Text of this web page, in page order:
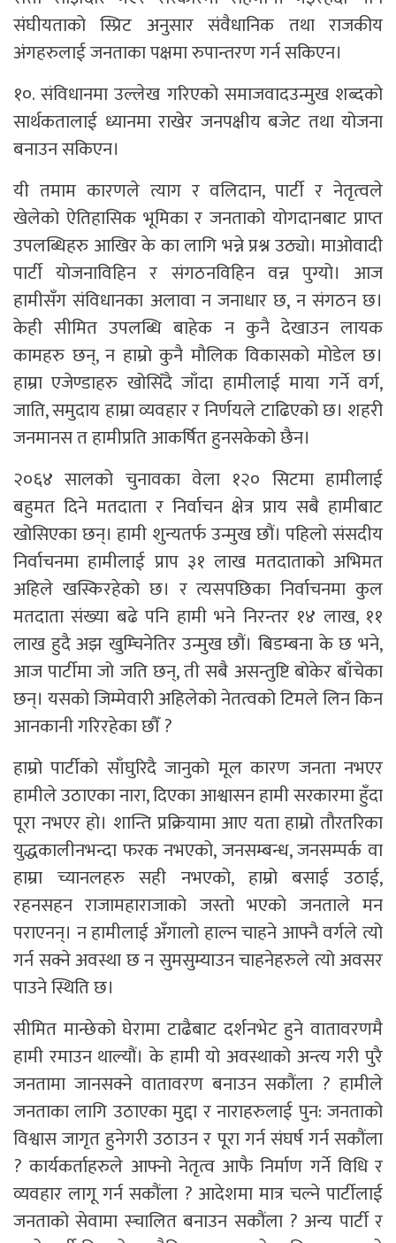
संघीयताको स्प्रिट अनुसार संवैधानिक तथा राजकीय
अंगहरुलाई जनताका पक्षमा रुपान्तरण गर्न सकिएन।
१०. संविधानमा उल्लेख गरिएको समाजवादउन्मुख शब्दको
सार्थकतालाई ध्यानमा राखेर जनपक्षीय बजेट तथा योजना
बनाउन सकिएन।
यी तमाम कारणले त्याग र वलिदान, पार्टी र नेतृत्वले
खेलेको ऐतिहासिक भूमिका र जनताको योगदानबाट प्राप्त
उपलब्धिहरु आखिर के का लागि भन्ने प्रश्न उठ्यो। माओवादी
पार्टी योजनाविहिन र संगठनविहिन वन्न पुग्यो। आज
हामीसँग संविधानका अलावा न जनाधार छ, न संगठन छ।
केही सीमित उपलब्धि बाहेक न कुनै देखाउन लायक
कामहरु छन्‌, न हाम्रो कुनै मौलिक विकासको मोडेल छ।
हाम्रा एजेण्डाहरु खोसिँदै जाँदा हामीलाई माया गर्ने वर्ग,
जाति, समुदाय हाम्रा व्यवहार र निर्णयले टाढिएको छ। शहरी
जनमानस त हामीप्रति आकर्षित हुनसकेको छैन।
२०६४ सालको चुनावका वेला १२० सिटमा हामीलाई
बहुमत दिने मतदाता र निर्वाचन क्षेत्र प्राय सबै हामीबाट
खोसिएका छन्‌। हामी शुन्यतर्फ उन्मुख छौं। पहिलो संसदीय
निर्वाचनमा हामीलाई प्राप ३१ लाख मतदाताको अभिमत
अहिले खस्किरहेको छ। र त्यसपछिका निर्वाचनमा कुल
मतदाता संख्या बढे पनि हामी भने निरन्तर १४ लाख, ११
लाख हुदै अझ खुम्चिनेतिर उन्मुख छौं। बिडम्बना के छ भने,
आज पार्टीमा जो जति छन्‌, ती सबै असन्तुष्टि बोकेर बाँचेका
छन्‌। यसको जिम्मेवारी अहिलेको नेतत्वको टिमले लिन किन
आनकानी गरिरहेका छौँ ?
हाम्रो पार्टीको साँघुरिदै जानुको मूल कारण जनता नभएर
हामीले उठाएका नारा, दिएका आश्वासन हामी सरकारमा हुँदा
पूरा नभएर हो। शान्ति प्रक्रियामा आए यता हाम्रो तौरतरिका
युद्धकालीनभन्दा फरक नभएको, जनसम्बन्ध, जनसम्पर्क वा
हाम्रा च्यानलहरु सही नभएको, हाम्रो बसाई उठाई,
रहनसहन राजामहाराजाको जस्तो भएको जनताले मन
पराएनन्‌। न हामीलाई अँगालो हाल्न चाहने आफ्नै वर्गले त्यो
गर्न सक्ने अवस्था छ न सुमसुम्याउन चाहनेहरुले त्यो अवसर
पाउने स्थिति छ।
सीमित मान्छेको घेरामा टाढैबाट दर्शनभेट हुने वातावरणमै
हामी रमाउन थाल्यौं। के हामी यो अवस्थाको अन्त्य गरी पुरै
जनतामा जानसक्ने वातावरण बनाउन सकौंला ? हामीले
जनताका लागि उठाएका मुद्दा र नाराहरुलाई पुन: जनताको
विश्वास जागृत हुनेगरी उठाउन र पूरा गर्न संघर्ष गर्न सकौंला
? कार्यकर्ताहरुले आफ्नो नेतृत्व आफै निर्माण गर्ने विधि र
व्यवहार लागू गर्न सकौंला ? आदेशमा मात्र चल्ने पार्टीलाई
जनताको सेवामा स्चालित बनाउन सकौंला ? अन्य पार्टी र